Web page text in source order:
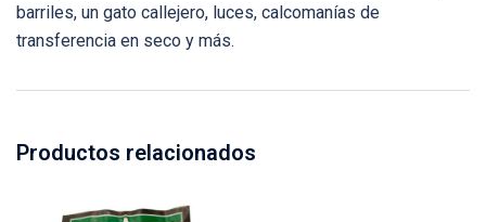
barriles, un gato callejero, luces, calcomanías de
transferencia en seco y más.
Productos relacionados